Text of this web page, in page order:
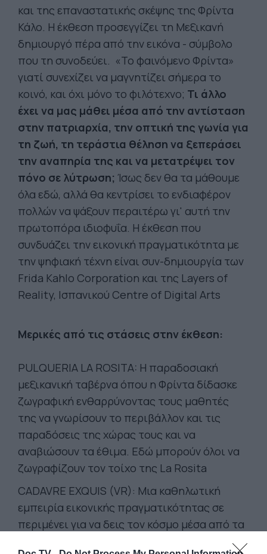
και της επαναστατικής σκέψης της Φρίντα
Κάλο. Η έκθεση προσεγγίζει τη Μεξικανή
δημιουργό πέρα από την εικόνα - σύμβολο
που τη συνοδεύει. «Το φαινόμενο Φρίντα»
γιατί συνεχίζει να μαγνητίζει σήμερα το
κοινό, και όχι μόνο το φιλότεχνο; Τι άλλο
έχει να μας μάθει μέσα από την αντίσταση
στην πατριαρχία, την οπτική της γωνία για
τη ζωή, τη τεράστια θέληση να ξεπεράσει
την αναπηρία της και να μετατρέψει τον
πόνο σε λύτρωση; Ίσως δεν θα τα μάθουμε
όλα εδώ, αλλά θα κεντρίσει το ενδιαφέρον
πολλών να ψάξουν περαιτέρω γι' αυτή την
πρωτοπόρα ιδιοφυΐα. Η έκθεση που
συνδυάζει την εικονική πραγματικότητα με
την ψηφιακή τέχνη είναι συν-δημιουργία των
Frida Kahlo Corporation και της Layers of
Reality, Ισπανικού Centre of Digital Arts
Μερικές από τις στάσεις στην έκθεση:
PULQUERIA LA ROSITA: Η παραδοσιακή
μεξικανική ταβέρνα όπου η Φρίντα δίδασκε
ζωγραφική ενθαρρύνοντας τους μαθητές
της να γνωρίσουν το περιβάλλον και τις
παραδόσεις της χώρας τους και να
αναβιώσουν τα έθιμα. Εδώ μπορούν όλοι να
ζωγραφίζουν τον τοίχο της La Rosita
CADAVRE EXQUIS (VR): Μια καθηλωτική
εμπειρία εικονικής πραγματικότητας σε
περιμένει για να δεις τον κόσμο μέσα από τα